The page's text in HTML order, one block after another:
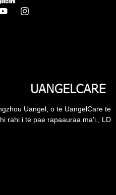
Uangel, o te UangelCare te
rahi i te pae rapaauraa ma'i., LD